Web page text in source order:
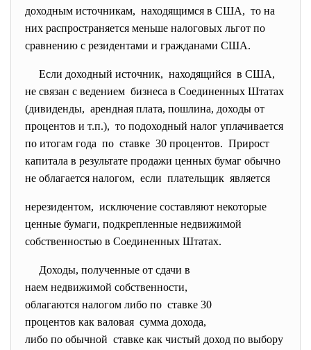
доходным источникам, находящимся в США, то на
них распространяется меньше налоговых льгот по
сравнению с резидентами и гражданами США.
Если доходный источник, находящийся в США,
не связан с ведением бизнеса в Соединенных Штатах
(дивиденды, арендная плата, пошлина, доходы от
процентов и т.п.), то подоходный налог уплачивается
по итогам года по ставке 30 процентов. Прирост
капитала в результате продажи ценных бумаг обычно
не облагается налогом, если плательщик является
нерезидентом, исключение составляют некоторые
ценные бумаги, подкрепленные недвижимой
собственностью в Соединенных Штатах.
Доходы, полученные от сдачи в
наем недвижимой собственности,
облагаются налогом либо по ставке 30
процентов как валовая сумма дохода,
либо по обычной ставке как чистый доход по выбору